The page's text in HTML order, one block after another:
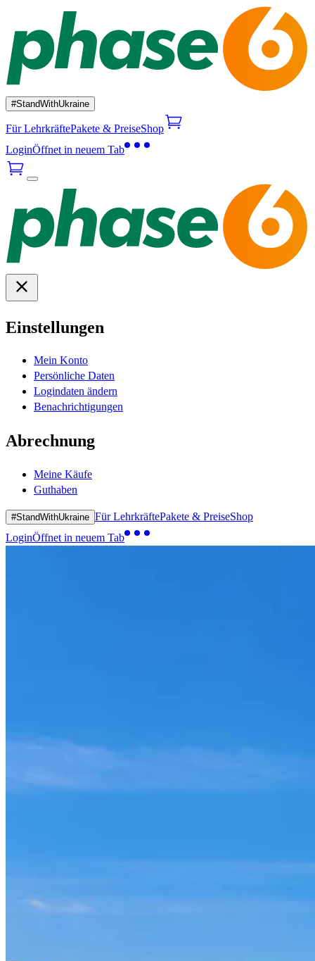
#StandWithUkraine
Für LehrkräftePakete & PreiseShop
LoginÖffnet in neuem Tab
Einstellungen
Mein Konto
Persönliche Daten
Logindaten ändern
Benachrichtigungen
Abrechnung
Meine Käufe
Guthaben
#StandWithUkraine Für LehrkräftePakete & PreiseShop
LoginÖffnet in neuem Tab